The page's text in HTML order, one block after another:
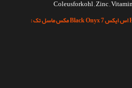
Coleusforkohl , Zinc ,